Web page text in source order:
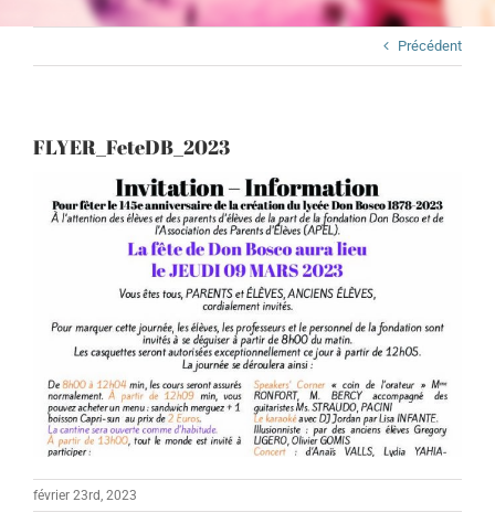
Précédent
FLYER_FeteDB_2023
février 23rd, 2023